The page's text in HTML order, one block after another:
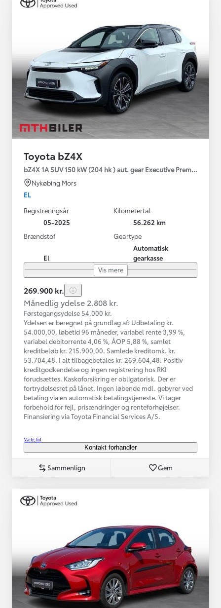
Toyota bZ4X
bZ4X 1A SUV 150 kW (204 hk ) aut. gear Executive Premium
Nykøbing Mors
EL
Registreringsår
05-2025
Kilometertal
56.262 km
Brændstof
El
Geartype
Automatisk
gearkasse
Vis mere
269.900 kr.
Månedlig ydelse 2.808 kr.
Førstegangsydelse 54.000 kr.
Ydelsen er beregnet på grundlag af: Udbetaling kr.
54.000,00, løbetid 96 måneder, variabel rente 3,99 %,
variabel debitorrente 4,06 %, ÅOP 5,88 %, samlet
kreditbeløb kr. 215.900,00. Samlede kreditomk. kr.
53.704,48. I alt tilbagebetales kr. 269.604,48. Positiv
kreditgodkendelse og ingen registrering hos RKI
forudsættes. Kaskoforsikring er obligatorisk. Der er
fortrydelsesret på lånet. Ingen løbende mdl. gebyrer ved
betaling via en automatisk betalingstjeneste. Vi tager
forbehold for fejl, prisændringer og renteforhøjelser.
Finansiering via Toyota Financial Services A/S.
Vælg bil
Kontakt forhandler
Sammenlign Gem